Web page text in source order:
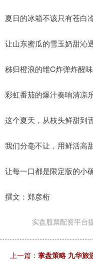
夏日的冰箱不该只有苍
让山东蜜瓜的雪玉奶甜沁
秭归橙浪的维C炸弹炸醒
彩虹番茄的爆汁奏响清凉
这个夏天，从枝头鲜甜到
我们分毫不让，用鲜活高
让每一口都是限定版的小
撰文：郑彦桁
实盘股票配资平台
上一篇： 掌盘策略 九华旅